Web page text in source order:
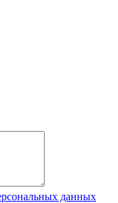
данных